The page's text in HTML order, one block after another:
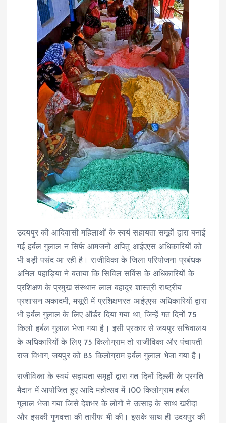
उदयपुर की आदिवासी महिलाओं के स्वयं सहायता समूहों द्वारा बनाई
गई हर्बल गुलाल न सिर्फ आमजनों अपितु आईएएस अधिकारियों को
भी बड़ी पसंद आ रही है। राजीविका के जिला परियोजना प्रबंधक
अनिल पहाड़िया ने बताया कि सिविल सर्विस के अधिकारियों के
प्रशिक्षण के प्रमुख संस्थान लाल बहादुर शास्त्री राष्ट्रीय
प्रशासन अकादमी, मसूरी में प्रशिक्षणरत आईएएस अधिकारियों द्वारा
भी हर्बल गुलाल के लिए ऑर्डर दिया गया था, जिन्हें गत दिनों 75
किलो हर्बल गुलाल भेजा गया है। इसी प्रकार से जयपुर सचिवालय
के अधिकारियों के लिए 75 किलोग्राम तो राजीविका और पंचायती
राज विभाग, जयपुर को 85 किलोग्राम हर्बल गुलाल भेजा गया है।
राजीविका के स्वयं सहायता समूहों द्वारा गत दिनों दिल्ली के प्रगति
मैदान में आयोजित हुए आदि महोत्सव में 100 किलोग्राम हर्बल
गुलाल भेजा गया जिसे देशभर के लोगों ने उत्साह के साथ खरीदा
और इसकी गुणवत्ता की तारीफ भी की। इसके साथ ही उदयपुर की